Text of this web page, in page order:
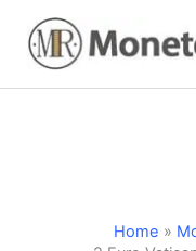
contenuto
Home